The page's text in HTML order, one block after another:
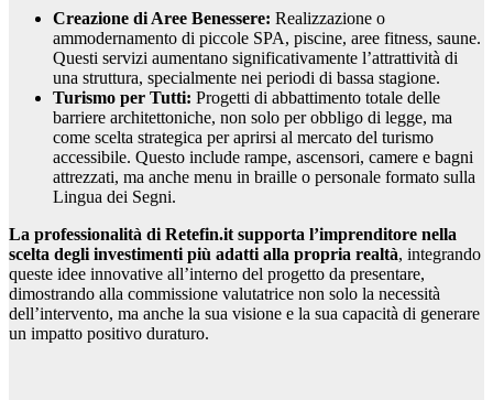
Creazione di Aree Benessere: Realizzazione o
ammodernamento di piccole SPA, piscine, aree fitness, saune.
Questi servizi aumentano significativamente l’attrattività di
una struttura, specialmente nei periodi di bassa stagione.
Turismo per Tutti: Progetti di abbattimento totale delle
barriere architettoniche, non solo per obbligo di legge, ma
come scelta strategica per aprirsi al mercato del turismo
accessibile. Questo include rampe, ascensori, camere e bagni
attrezzati, ma anche menu in braille o personale formato sulla
Lingua dei Segni.
La professionalità di Retefin.it supporta l’imprenditore nella
scelta degli investimenti più adatti alla propria realtà, integrando
queste idee innovative all’interno del progetto da presentare,
dimostrando alla commissione valutatrice non solo la necessità
dell’intervento, ma anche la sua visione e la sua capacità di generare
un impatto positivo duraturo.